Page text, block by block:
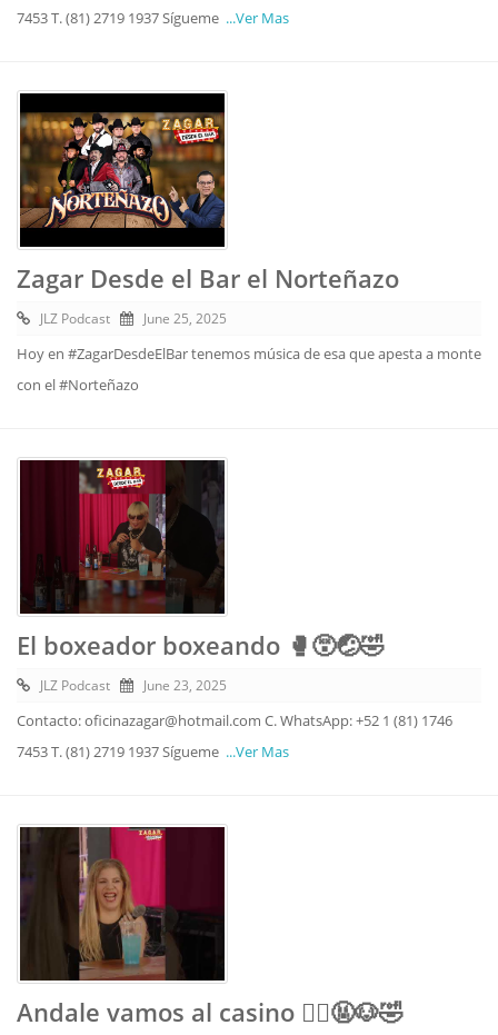
7453 T. (81) 2719 1937 Sígueme ...Ver Mas
Zagar Desde el Bar el Norteñazo
JLZ Podcast June 25, 2025
Hoy en #ZagarDesdeElBar tenemos música de esa que apesta a monte
con el #Norteñazo
El boxeador boxeando 🥊😵🤕🤣
JLZ Podcast June 23, 2025
Contacto: oficinazagar@hotmail.com C. WhatsApp: +52 1 (81) 1746
7453 T. (81) 2719 1937 Sígueme ...Ver Mas
Andale vamos al casino 🙅‍♀️🤬🐶🤣